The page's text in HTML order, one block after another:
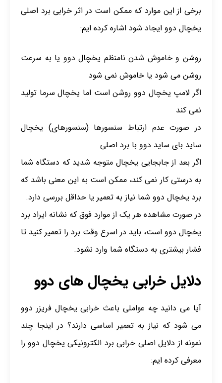
برخی از این موارد که ممکن است در اثر خرابی برد اصلی
یخچال دوو ایجاد شود اشاره کرده ایم:
روشن و خاموش شدن نامنظم یخچال دوو یا به سرعت
روشن می شود یا خاموش نمی شود
اگر لامپ یخچال دوو روشن است اما یخچال سرما تولید
نمی کند
در صورت عدم ارتباط سنسورها (سنسورهای) یخچال
ساید بای ساید دوو با برد اصلی
اگر بعد از جابجایی یخچال متوجه شدید که دستگاه شما
به درستی کار نمی کند، ممکن است به این معنی باشد که
برد یخچال دوو شما نیاز به تعمیر یا حداقل بررسی دارد.
در صورت مشاهده هر یک از موارد فوق که نشانه ایراد برد
یخچال دوو است، باید در اسرع وقت برد را تعمیر کنید تا
فشار بیشتری به دستگاه شما وارد نشود.
دلایل خرابی یخچال های دوو
آیا می دانید چه عواملی باعث خرابی یخچال فریزر دوو
می شود که نیاز به تعمیر اساسی دارند؟ در اینجا چند
نمونه از دلایل اصلی خرابی برد الکترونیکی یخچال دوو را
معرفی کرده ایم: